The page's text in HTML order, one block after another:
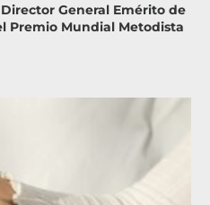
General Emérito de
Premio Mundial Metodista